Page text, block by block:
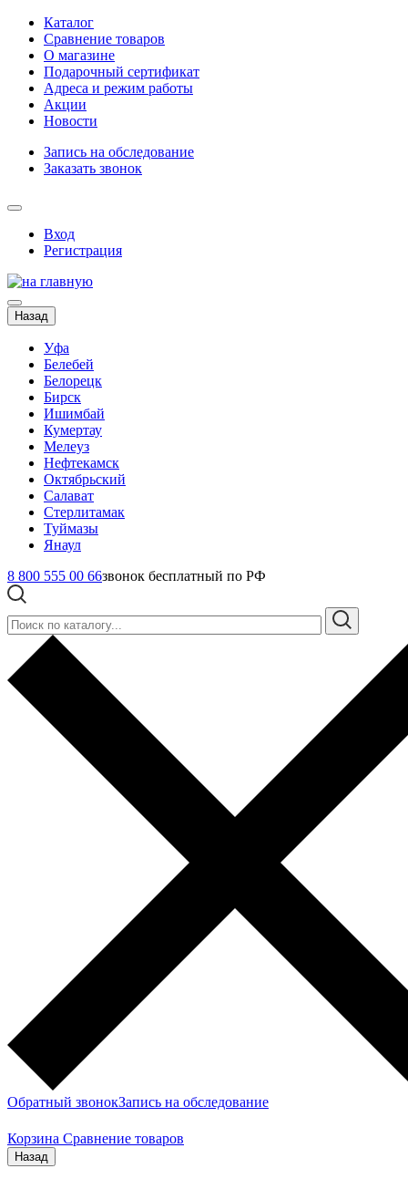
Каталог
Сравнение товаров
О магазине
Подарочный сертификат
Адреса и режим работы
Акции
Новости
Запись на обследование
Заказать звонок
Вход
Регистрация
Назад
Уфа
Белебей
Белорецк
Бирск
Ишимбай
Кумертау
Мелеуз
Нефтекамск
Октябрьский
Салават
Стерлитамак
Туймазы
Янаул
8 800 555 00 66звонок бесплатный по РФ
Обратный звонокЗапись на обследование
Корзина Сравнение товаров
Назад